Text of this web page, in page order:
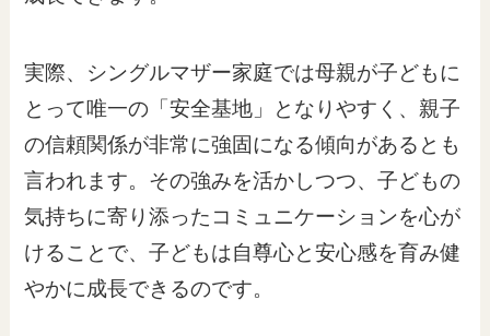
実際、シングルマザー家庭では母親が子どもに
とって唯一の「安全基地」となりやすく、親子
の信頼関係が非常に強固になる傾向があるとも
言われます。その強みを活かしつつ、子どもの
気持ちに寄り添ったコミュニケーションを心が
けることで、子どもは自尊心と安心感を育み健
やかに成長できるのです。